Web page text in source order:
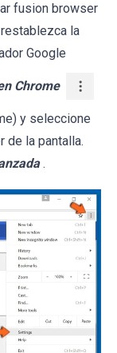
fusion browser
la
Google
Chrome
y seleccione
de la pantalla.
.